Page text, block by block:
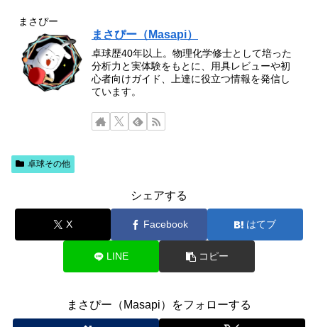
まさぴー
まさぴー（Masapi）
卓球歴40年以上。物理化学修士として培った
分析力と実体験をもとに、用具レビューや初
心者向けガイド、上達に役立つ情報を発信し
ています。
卓球その他
シェアする
X Facebook はてブ
LINE コピー
まさぴー（Masapi）をフォローする